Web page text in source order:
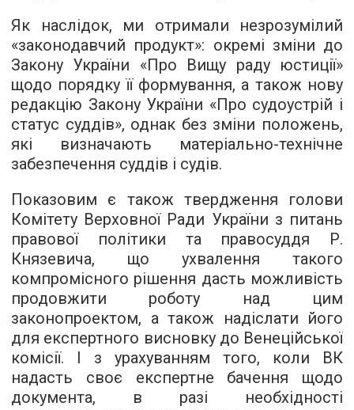
Як наслідок, ми отримали незрозумілий
«законодавчий продукт»: окремі зміни до
Закону України «Про Вищу раду юстиції»
щодо порядку її формування, а також нову
редакцію Закону України «Про судоустрій і
статус суддів», однак без зміни положень,
які визначають матеріально-технічне
забезпечення суддів і судів.
Показовим є також твердження голови
Комітету Верховної Ради України з питань
правової політики та правосуддя Р.
Князевича, що ухвалення такого
компромісного рішення дасть можливість
продовжити роботу над цим
законопроектом, а також надіслати його
для експертного висновку до Венеційської
комісії. І з урахуванням того, коли ВК
надасть своє експертне бачення щодо
документа, в разі необхідності